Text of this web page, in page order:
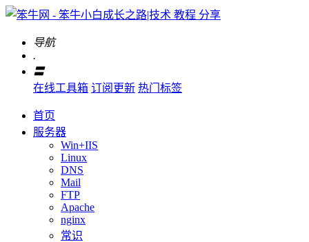
导航
.
〓
在线工具箱 订阅更新 热门标签
首页
服务器
Win+IIS
Linux
DNS
Mail
FTP
Apache
nginx
常识